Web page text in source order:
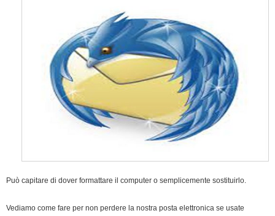
Può capitare di dover formattare il computer o semplicemente sostituirlo.
Vediamo come fare per non perdere la nostra posta elettronica se usate